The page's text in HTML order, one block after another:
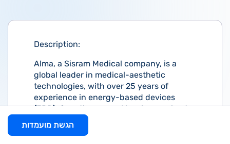
Description:
Alma, a Sisram Medical company, is a
global leader in medical-aesthetic
technologies, with over 25 years of
experience in energy-based devices
(EBD). Over the years, Alma has evolved
into an integrated aesthetic and wellness
ecosystem that combines medical
הגשת מועמדות